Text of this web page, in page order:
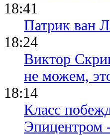
18:41
Патрик ван
18:24
Виктор
не можем,
18:14
Класс
Эпицентром